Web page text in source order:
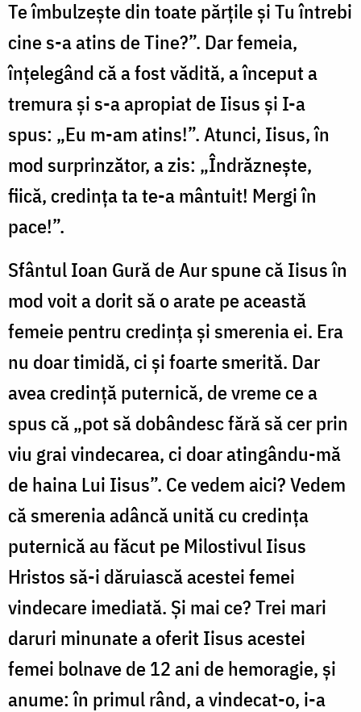
Te îmbulzește din toate părțile și Tu întrebi
cine s-a atins de Tine?”. Dar femeia,
înțelegând că a fost vădită, a început a
tremura și s-a apropiat de Iisus și I-a
spus: „Eu m-am atins!”. Atunci, Iisus, în
mod surprinzător, a zis: „Îndrăznește,
fiică, credința ta te-a mântuit! Mergi în
pace!”.
Sfântul Ioan Gură de Aur spune că Iisus în
mod voit a dorit să o arate pe această
femeie pentru credința și smerenia ei. Era
nu doar timidă, ci și foarte smerită. Dar
avea credință puternică, de vreme ce a
spus că „pot să dobândesc fără să cer prin
viu grai vindecarea, ci doar atingându-mă
de haina Lui Iisus”. Ce vedem aici? Vedem
că smerenia adâncă unită cu credința
puternică au făcut pe Milostivul Iisus
Hristos să-i dăruiască acestei femei
vindecare imediată. Și mai ce? Trei mari
daruri minunate a oferit Iisus acestei
femei bolnave de 12 ani de hemoragie, și
anume: în primul rând, a vindecat-o, i-a